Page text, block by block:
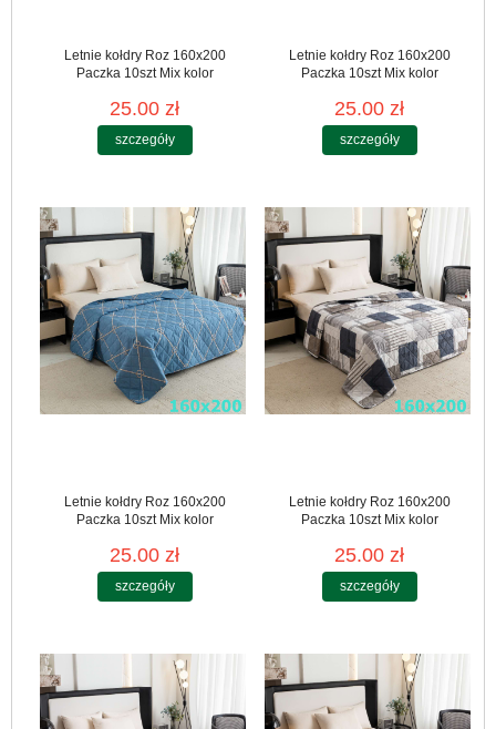
Letnie kołdry Roz 160x200
Paczka 10szt Mix kolor
25.00 zł
szczegóły
Letnie kołdry Roz 160x200
Paczka 10szt Mix kolor
25.00 zł
szczegóły
Letnie kołdry Roz 160x200
Paczka 10szt Mix kolor
25.00 zł
szczegóły
Letnie kołdry Roz 160x200
Paczka 10szt Mix kolor
25.00 zł
szczegóły